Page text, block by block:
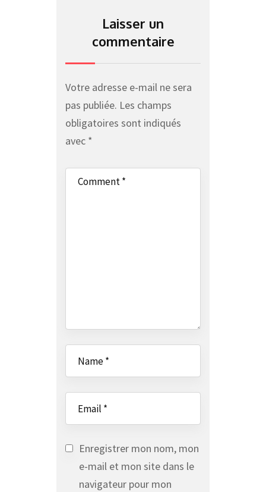
Laisser un
commentaire
Votre adresse e-mail ne sera
pas publiée. Les champs
obligatoires sont indiqués
avec *
Enregistrer mon nom, mon
e-mail et mon site dans le
navigateur pour mon